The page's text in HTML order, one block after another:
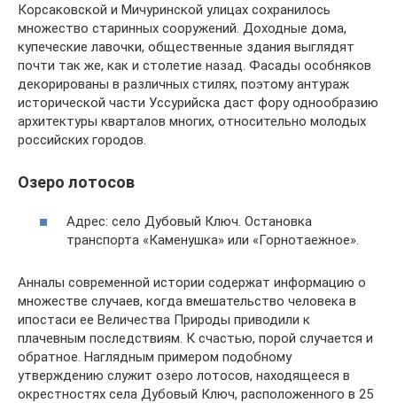
Корсаковской и Мичуринской улицах сохранилось
множество старинных сооружений. Доходные дома,
купеческие лавочки, общественные здания выглядят
почти так же, как и столетие назад. Фасады особняков
декорированы в различных стилях, поэтому антураж
исторической части Уссурийска даст фору однообразию
архитектуры кварталов многих, относительно молодых
российских городов.
Озеро лотосов
Адрес: село Дубовый Ключ. Остановка
транспорта «Каменушка» или «Горнотаежное».
Анналы современной истории содержат информацию о
множестве случаев, когда вмешательство человека в
ипостаси ее Величества Природы приводили к
плачевным последствиям. К счастью, порой случается и
обратное. Наглядным примером подобному
утверждению служит озеро лотосов, находящееся в
окрестностях села Дубовый Ключ, расположенного в 25